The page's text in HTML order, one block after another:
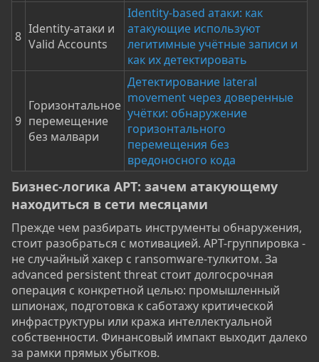
8 Identity-атаки и
Valid Accounts
Identity-based атаки: как
атакующие используют
легитимные учётные записи и
как их детектировать
9
Горизонтальное
перемещение
без малвари
Детектирование lateral
movement через доверенные
учётки: обнаружение
горизонтального
перемещения без
вредоносного кода
Бизнес-логика APT: зачем атакующему
находиться в сети месяцами​
Прежде чем разбирать инструменты обнаружения,
стоит разобраться с мотивацией. APT-группировка -
не случайный хакер с ransomware-тулкитом. За
advanced persistent threat стоит долгосрочная
операция с конкретной целью: промышленный
шпионаж, подготовка к саботажу критической
инфраструктуры или кража интеллектуальной
собственности. Финансовый импакт выходит далеко
за рамки прямых убытков.